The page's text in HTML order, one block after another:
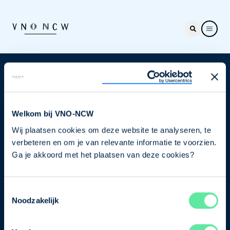
Welkom bij VNO-NCW
Wij plaatsen cookies om deze website te analyseren, te
verbeteren en om je van relevante informatie te voorzien.
Ga je akkoord met het plaatsen van deze cookies?
Noodzakelijk
Nieuwsbrief
je nu in voor de VNO-NCW nieuwsbrief.
Schrijf je in
Direct naar
Ons verhaal